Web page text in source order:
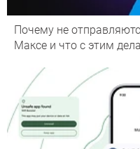
Почему не
Максе и что с этим